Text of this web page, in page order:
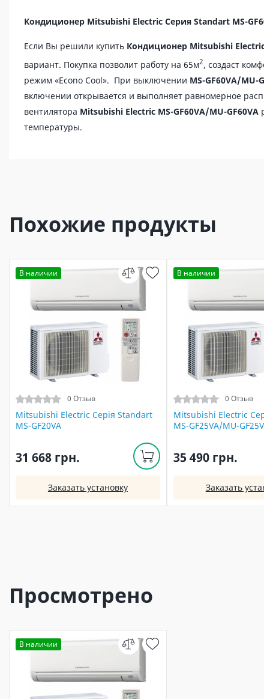
Кондиционер Mitsubishi Electric Серия Standart MS-
Если Вы решили купить Кондиционер Mitsubishi
вариант. Покупка позволит работу на 65м2, создаст
режим «Econo Cool». При выключении MS-GF60VA/MU-
включении открывается и выполняет равномерное
вентилятора Mitsubishi Electric MS-GF60VA/MU-GF60VA
температуры.
Похожие продукты
В наличии
0 Отзыв
Mitsubishi Electric Серія Standart
MS-GF20VA
31 668 грн.
Заказать установку
В наличии
0 Отзыв
Mitsubishi Electric
MS-GF25VA/MU-
35 490 грн.
Заказать
Просмотрено
В наличии